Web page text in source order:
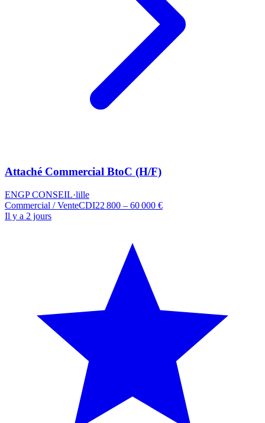
Attaché Commercial BtoC (H/F)
ENGP CONSEIL·lille
Commercial / VenteCDI22 800 – 60 000 €
Il y a 2 jours